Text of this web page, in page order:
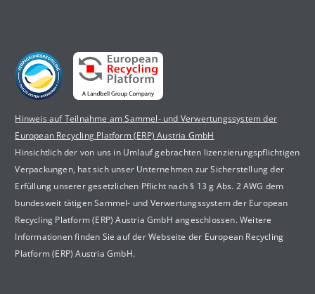
Hinweis auf Teilnahme am Sammel- und Verwertungssystem der
European Recycling Platform (ERP) Austria GmbH
Hinsichtlich der von uns in Umlauf gebrachten lizenzierungspflichtigen
Verpackungen, hat sich unser Unternehmen zur Sicherstellung der
Erfüllung unserer gesetzlichen Pflicht nach § 13 g Abs. 2 AWG dem
bundesweit tätigen Sammel- und Verwertungssystem der European
Recycling Platform (ERP) Austria GmbH angeschlossen. Weitere
Informationen finden Sie auf der Webseite der European Recycling
Platform (ERP) Austria GmbH.